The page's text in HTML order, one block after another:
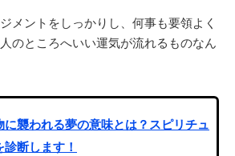
メントをしっかりし、何事も要領よく
のところへいい運気が流れるものなん
に襲われる夢の意味とは？スピリチュ
断します！